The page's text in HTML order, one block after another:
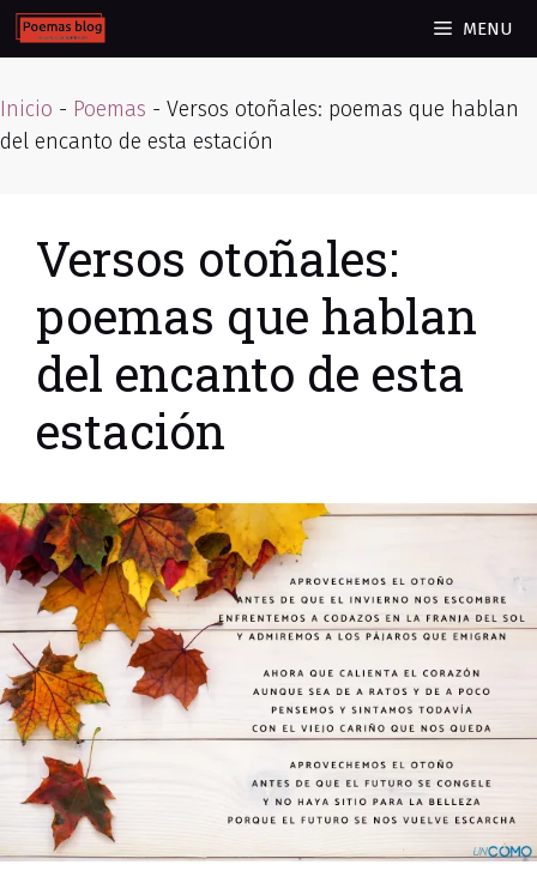
Skip
to
MENU
Inicio - Poemas - Versos otoñales: poemas que hablan
del encanto de esta estación
Versos otoñales:
poemas que hablan
del encanto de esta
estación